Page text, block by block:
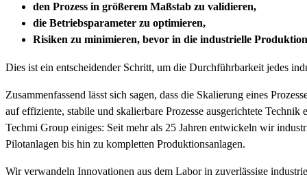
den Prozess in größerem Maßstab zu validieren,
die Betriebsparameter zu optimieren,
Risiken zu minimieren, bevor in die industrielle
Dies ist ein entscheidender Schritt, um die Durchführbarkeit jedes
Zusammenfassend lässt sich sagen, dass die Skalierung eines
auf effiziente, stabile und skalierbare Prozesse ausgerichtete
Techmi Group einiges: Seit mehr als 25 Jahren entwickeln wir
Pilotanlagen bis hin zu kompletten Produktionsanlagen.
Wir verwandeln Innovationen aus dem Labor in zuverlässige